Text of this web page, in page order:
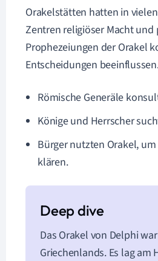
Orakelstätten hatten in
Zentren religiöser Macht
Prophezeiungen der Orakel
Entscheidungen
Römische Generäle
Könige und Herrscher
Bürger nutzten Orakel,
klären.
Das Orakel von Delphi
Griechenlands. Es lag